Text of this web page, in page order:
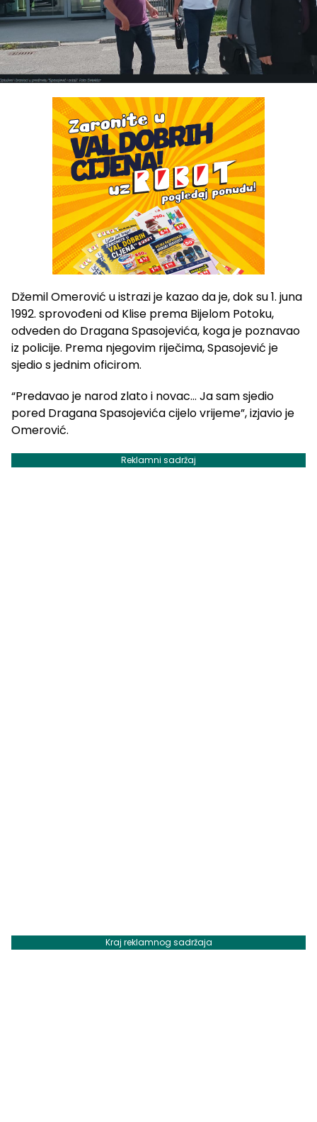
Džemil Omerović u istrazi je kazao da je, dok su 1. juna
1992. sprovođeni od Klise prema Bijelom Potoku,
odveden do Dragana Spasojevića, koga je poznavao
iz policije. Prema njegovim riječima, Spasojević je
sjedio s jednim oficirom.
“Predavao je narod zlato i novac… Ja sam sjedio
pored Dragana Spasojevića cijelo vrijeme”, izjavio je
Omerović.
Reklamni sadržaj
Kraj reklamnog sadržaja